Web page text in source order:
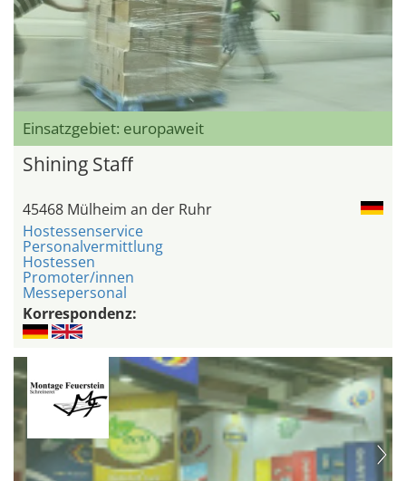
Einsatzgebiet: europaweit
Shining Staff
45468 Mülheim an der Ruhr
Hostessenservice
Personalvermittlung
Hostessen
Promoter/innen
Messepersonal
Korrespondenz: